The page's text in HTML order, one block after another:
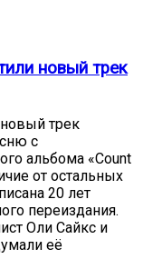
новый трек
трек
с
альбома «Count
от остальных
20 лет
переиздания.
Оли Сайкс и
её